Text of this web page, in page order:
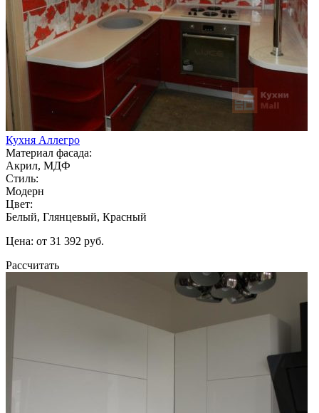
Кухня Аллегро
Материал фасада:
Акрил, МДФ
Стиль:
Модерн
Цвет:
Белый, Глянцевый, Красный
Цена: от 31 392 руб.
Рассчитать